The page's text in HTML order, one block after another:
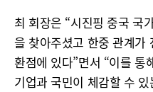
최 회장은 “시진핑 중국 국
을 찾아주셨고 한중 관계가
환점에 있다”면서 “이를 통
기업과 국민이 체감할 수